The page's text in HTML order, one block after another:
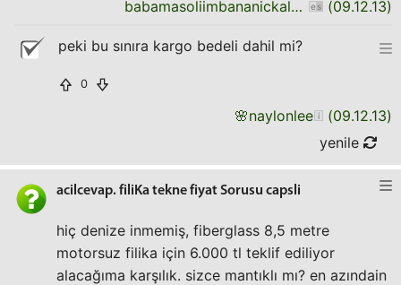
babamasoliimbananickaldirsin (09.12.13)
peki bu sınıra kargo bedeli dahil mi?
0
🌸naylonlee (09.12.13)
yenile
acilcevap. filiKa tekne fiyat Sorusu capsli
hiç denize inmemiş, fiberglass 8,5 metre
motorsuz filika için 6.000 tl teklif ediliyor
alacağıma karşılık. sizce mantıklı mı? en azındain